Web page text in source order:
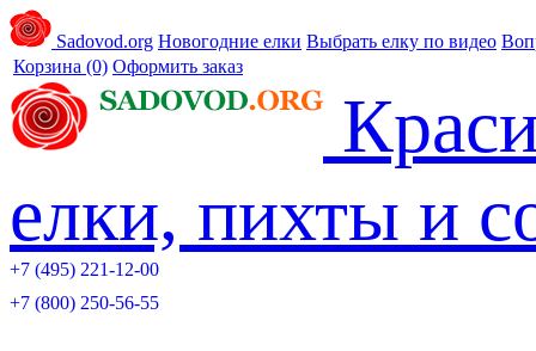
Sadovod.org Новогодние елки Выбрать елку по видео
Корзина (0) Оформить заказ
елки, пихты и
+7 (495) 221-12-00
+7 (800) 250-56-55